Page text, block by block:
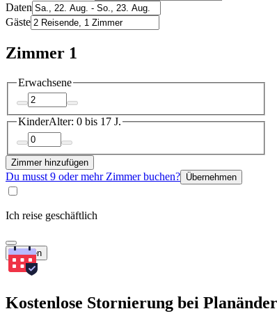
Daten
Gäste
Zimmer 1
Erwachsene
KinderAlter: 0 bis 17 J.
Zimmer hinzufügen
Du musst 9 oder mehr Zimmer buchen? Übernehmen
Ich reise geschäftlich
Suchen
Kostenlose Stornierung bei